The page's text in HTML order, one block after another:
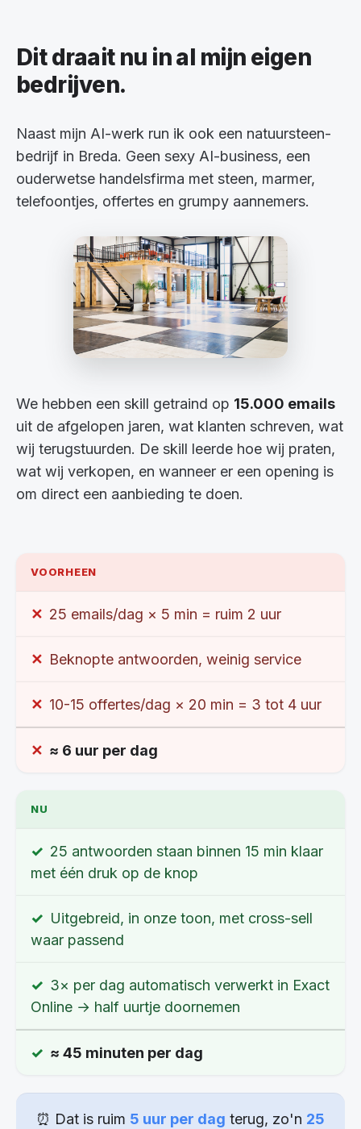
Dit draait nu in al mijn eigen
bedrijven.
Naast mijn AI-werk run ik ook een natuursteen-
bedrijf in Breda. Geen sexy AI-business, een
ouderwetse handelsfirma met steen, marmer,
telefoontjes, offertes en grumpy aannemers.
We hebben een skill getraind op 15.000 emails
uit de afgelopen jaren, wat klanten schreven, wat
wij terugstuurden. De skill leerde hoe wij praten,
wat wij verkopen, en wanneer er een opening is
om direct een aanbieding te doen.
VOORHEEN
NU
25 emails/dag × 5 min = ruim 2 uur
25 antwoorden staan binnen 15 min klaar
met één druk op de knop
Beknopte antwoorden, weinig service
Uitgebreid, in onze toon, met cross-sell
waar passend
10-15 offertes/dag × 20 min = 3 tot 4 uur
3× per dag automatisch verwerkt in Exact
Online → half uurtje doornemen
≈ 6 uur per dag
≈ 45 minuten per dag
⏰ Dat is ruim 5 uur per dag terug, zo'n 25